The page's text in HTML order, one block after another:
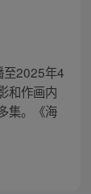
至2025年4
和作画内
集。《海